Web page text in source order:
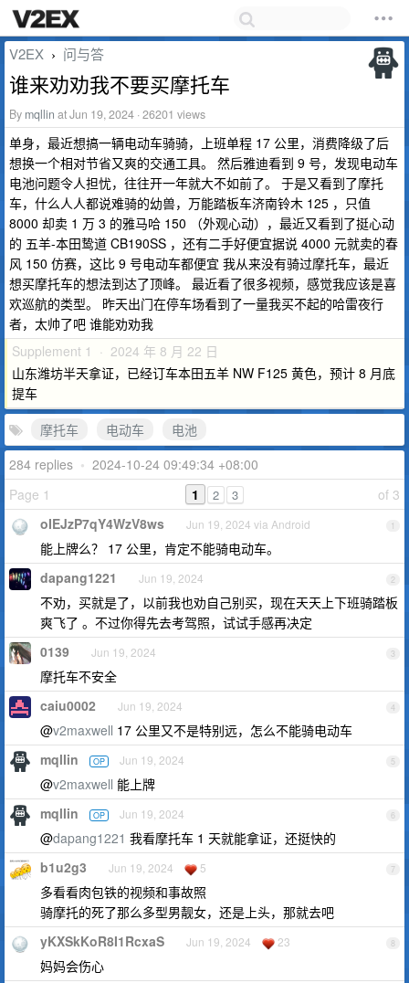
V2EX › 问与答
谁来劝劝我不要买摩托车
By mqllin at Jun 19, 2024 · 26201 views
单身，最近想搞一辆电动车骑骑，上班单程 17 公里，消费降级了后
想换一个相对节省又爽的交通工具。 然后雅迪看到 9 号，发现电动车
电池问题令人担忧，往往开一年就大不如前了。 于是又看到了摩托
车，什么人人都说难骑的幼兽，万能踏板车济南铃木 125 ，只值
8000 却卖 1 万 3 的雅马哈 150 （外观心动），最近又看到了挺心动
的 五羊-本田鸷道 CB190SS ，还有二手好便宜据说 4000 元就卖的春
风 150 仿赛，这比 9 号电动车都便宜 我从来没有骑过摩托车，最近
想买摩托车的想法到达了顶峰。 最近看了很多视频，感觉我应该是喜
欢巡航的类型。 昨天出门在停车场看到了一量我买不起的哈雷夜行
者，太帅了吧 谁能劝劝我
Supplement 1 · 2024 年 8 月 22 日
山东潍坊半天拿证，已经订车本田五羊 NW F125 黄色，预计 8 月底
提车
摩托车
电动车
电池
284 replies • 2024-10-24 09:49:34 +08:00
Page 1
of 3
1 2 3
1
oIEJzP7qY4WzV8ws Jun 19, 2024 via Android
能上牌么？ 17 公里，肯定不能骑电动车。
2
dapang1221 Jun 19, 2024
不劝，买就是了，以前我也劝自己别买，现在天天上下班骑踏板
爽飞了 。不过你得先去考驾照，试试手感再决定
3
0139 Jun 19, 2024
摩托车不安全
4
caiu0002 Jun 19, 2024
@v2maxwell 17 公里又不是特别远，怎么不能骑电动车
5
mqllin OP Jun 19, 2024
@v2maxwell 能上牌
6
mqllin OP Jun 19, 2024
@dapang1221 我看摩托车 1 天就能拿证，还挺快的
7
b1u2g3 Jun 19, 2024 5
多看看肉包铁的视频和事故照
骑摩托的死了那么多型男靓女，还是上头，那就去吧
8
yKXSkKoR8I1RcxaS Jun 19, 2024 23
妈妈会伤心